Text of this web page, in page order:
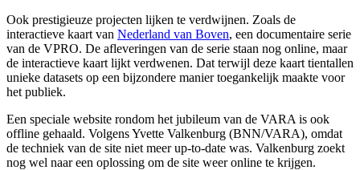
Ook prestigieuze projecten lijken te verdwijnen. Zoals de
interactieve kaart van Nederland van Boven, een documentaire serie
van de VPRO. De afleveringen van de serie staan nog online, maar
de interactieve kaart lijkt verdwenen. Dat terwijl deze kaart tientallen
unieke datasets op een bijzondere manier toegankelijk maakte voor
het publiek.
Een speciale website rondom het jubileum van de VARA is ook
offline gehaald. Volgens Yvette Valkenburg (BNN/VARA), omdat
de techniek van de site niet meer up-to-date was. Valkenburg zoekt
nog wel naar een oplossing om de site weer online te krijgen.